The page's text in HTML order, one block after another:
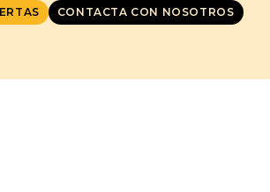
CONTACTA CON NOSOTROS